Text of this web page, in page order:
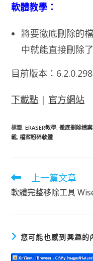
軟體教學：
將要徹底刪除的
中就能直接刪除
目前版本：
下載點 | 官方網站
標籤:ERASER教學, 徹底刪除檔
載, 檔案粉碎軟體
閱
讀
更
上一篇文章
軟體完整移除工具
您可能也感到興趣的